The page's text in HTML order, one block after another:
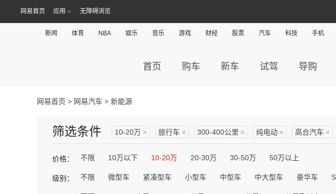
网易首页 应用 无障碍浏览
新闻 体育 NBA 娱乐 音乐 游戏 财经 股票 汽车 科技 手机
首页 购车 新车 试驾 导购
网易首页 > 网易汽车 > 新能源
筛选条件 10-20万 × 旅行车 × 300-400公里 × 纯电动 × 高合汽车 ×
价格： 不限 10万以下 10-20万 20-30万 30-50万 50万以上
级别： 不限 微型车 紧凑型车 小型车 中型车 中大型车 豪华车